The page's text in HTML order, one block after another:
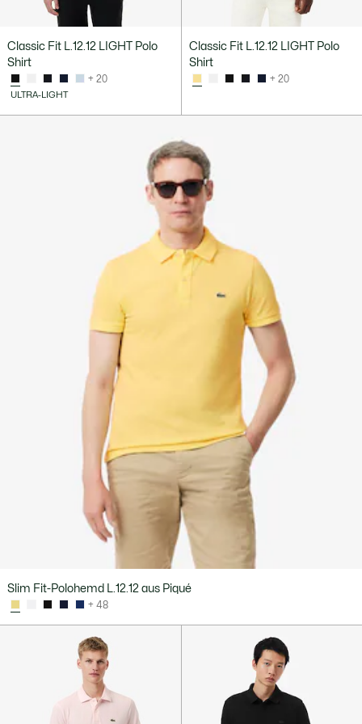
Classic Fit L.12.12 LIGHT Polo
Shirt
+ 20
ULTRA-LIGHT
Classic Fit L.12.12 LIGHT Polo
Shirt
+ 20
Slim Fit-Polohemd L.12.12 aus Piqué
+ 48